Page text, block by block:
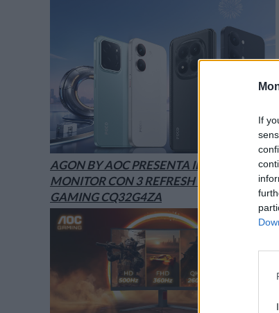
If
AGON BY AOC PRESENTA IL NUOVO
MONITOR CON 3 REFRESH RATE: ECCO IL
GAMING CQ32G4ZA